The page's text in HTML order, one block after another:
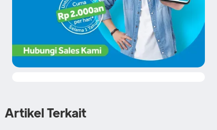
Artikel Terkait